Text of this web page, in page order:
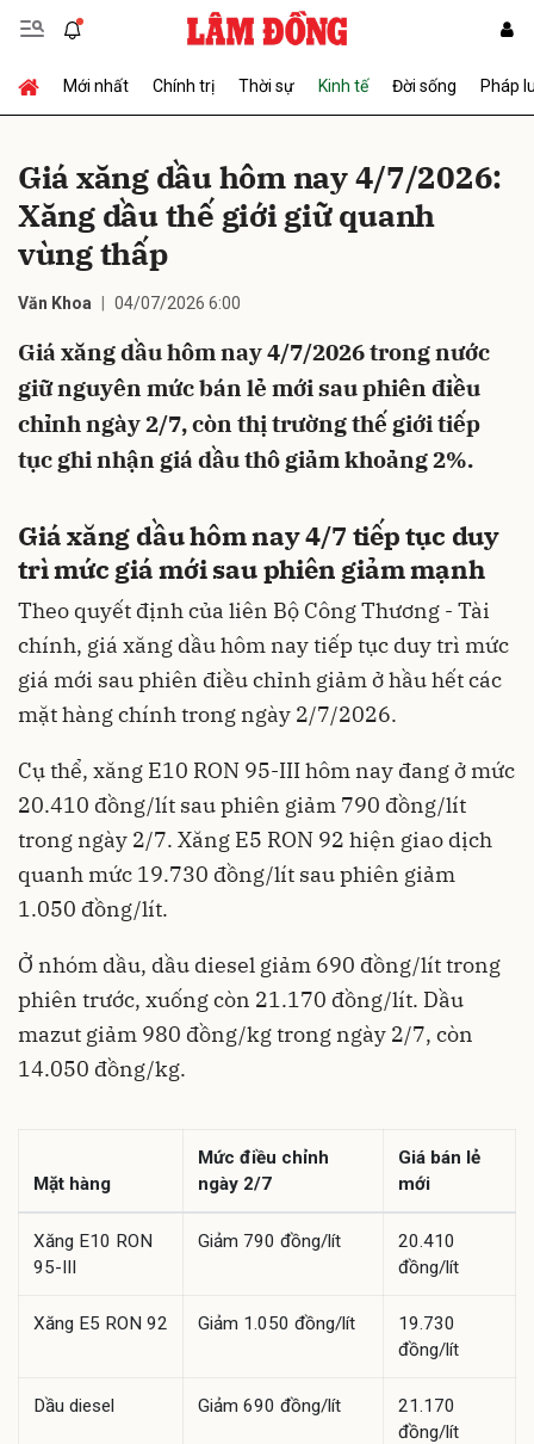
Mới nhất Chính trị Thời sự Kinh tế Đời sống Pháp
Giá xăng dầu hôm nay 4/7/2026:
Xăng dầu thế giới giữ quanh
vùng thấp
Văn Khoa 04/07/2026 6:00
Giá xăng dầu hôm nay 4/7/2026 trong nước
giữ nguyên mức bán lẻ mới sau phiên điều
chỉnh ngày 2/7, còn thị trường thế giới tiếp
tục ghi nhận giá dầu thô giảm khoảng 2%.
Giá xăng dầu hôm nay 4/7 tiếp tục duy
trì mức giá mới sau phiên giảm mạnh
Theo quyết định của liên Bộ Công Thương - Tài
chính, giá xăng dầu hôm nay tiếp tục duy trì mức
giá mới sau phiên điều chỉnh giảm ở hầu hết các
mặt hàng chính trong ngày 2/7/2026.
Cụ thể, xăng E10 RON 95-III hôm nay đang ở mức
20.410 đồng/lít sau phiên giảm 790 đồng/lít
trong ngày 2/7. Xăng E5 RON 92 hiện giao dịch
quanh mức 19.730 đồng/lít sau phiên giảm
1.050 đồng/lít.
Ở nhóm dầu, dầu diesel giảm 690 đồng/lít trong
phiên trước, xuống còn 21.170 đồng/lít. Dầu
mazut giảm 980 đồng/kg trong ngày 2/7, còn
14.050 đồng/kg.
Mặt hàng
Mức điều chỉnh
ngày 2/7
Giá bán lẻ
mới
Xăng E10 RON
95-III
Giảm 790 đồng/lít
20.410
đồng/lít
Xăng E5 RON 92 Giảm 1.050 đồng/lít
19.730
đồng/lít
Dầu diesel Giảm 690 đồng/lít
21.170
đồng/lít
Gửi bình luận
Hủy Gửi